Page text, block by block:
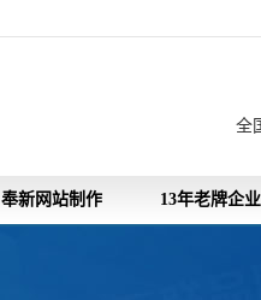
全
奉新网站制作 13年老牌企业